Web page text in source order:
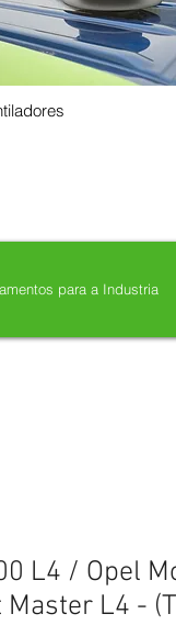
para a Industria
L4 / Opel
L4 -